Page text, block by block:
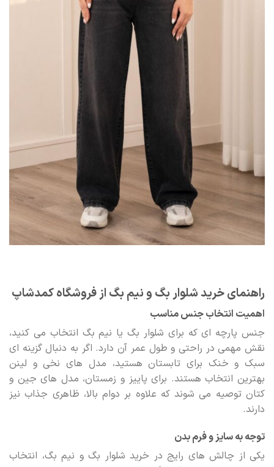
راهنمای خرید شلوار بگ و نیم بگ از فروشگاه کمدشاپ
اهمیت انتخاب جنس مناسب
جنس پارچه ای که برای شلوار بگ یا نیم بگ انتخاب می کنید،
نقش مهمی در راحتی و طول عمر آن دارد. اگر به دنبال گزینه ای
سبک و خنک برای تابستان هستید، مدل های نخی و لینن
بهترین انتخاب هستند. برای پاییز و زمستان، مدل های جین و
کتان توصیه می شوند که علاوه بر دوام بالا، ظاهری جذاب نیز
دارند.
توجه به سایز و فرم بدن
یکی از چالش های رایج در خرید شلوار بگ و نیم بگ، انتخاب